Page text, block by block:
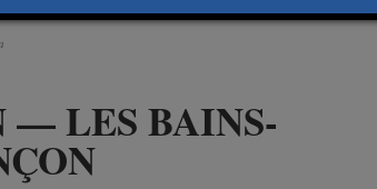
— LES BAINS-